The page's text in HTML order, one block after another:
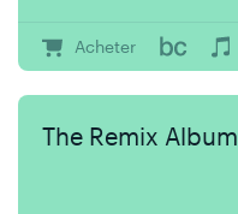
Acheter
The Remix Album